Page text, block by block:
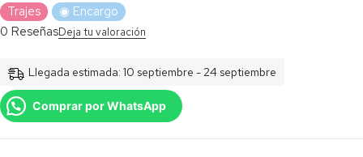
Trajes
◉ Encargo
0 ReseñasDeja tu valoración
Llegada estimada: 10 septiembre - 24 septiembre
Comprar por WhatsApp